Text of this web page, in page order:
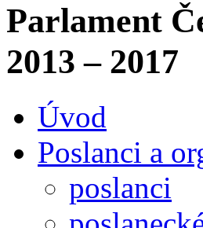
Parlament
2013 – 2017
Úvod
Poslanci a
poslanci